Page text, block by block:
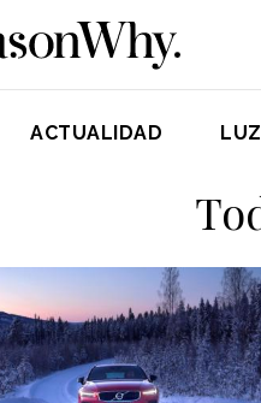
ACTUALIDAD